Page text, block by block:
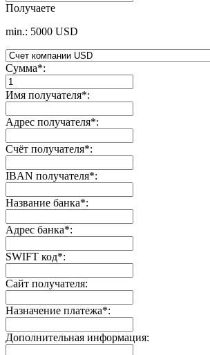
Получаете
min.: 5000 USD
Сумма*:
Имя получателя*:
Адрес получателя*:
Счёт получателя*:
IBAN получателя*:
Название банка*:
Адрес банка*:
SWIFT код*:
Сайт получателя:
Назначение платежа*:
Дополнительная информация: